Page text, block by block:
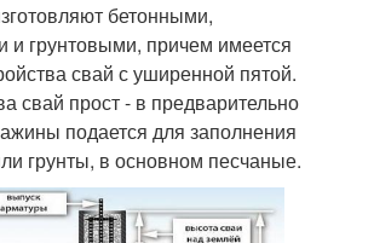
бетонными,
и грун­товыми, причем имеется
свай с уширенной пятой.
свай прост - в предварительно
подается для заполнения
грунты, в ос­новном песчаные.